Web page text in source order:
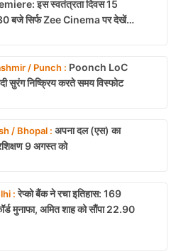
इस स्वतंत्रता दिवस 15
बजे सिर्फ Zee Cinema पर देखें
/ Punch : Poonch LoC
सुरंग निष्क्रिय करते समय विस्फोट
/ Bhopal : अपना दल (एस) का
9 अगस्त को
:रेप्को बैंक ने रचा इतिहास: 169
मुनाफा, अमित शाह को सौंपा 22.90